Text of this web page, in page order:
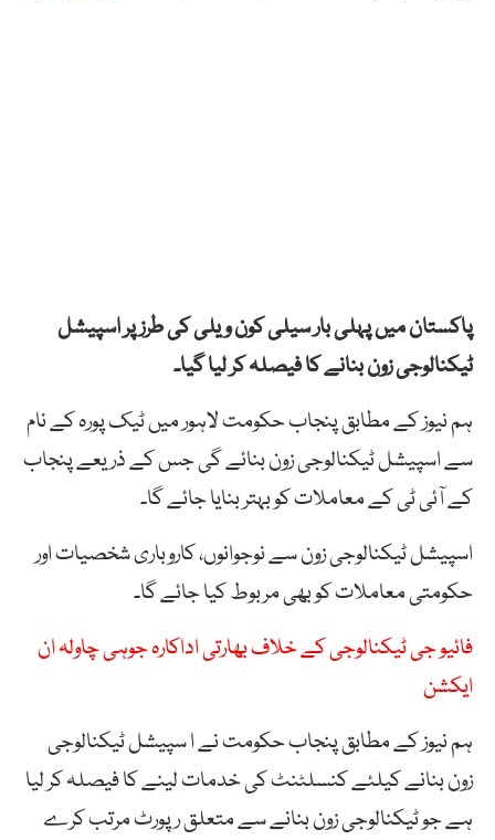
پاکستان میں پہلی بار سیلی کون ویلی کی طرز پر اسپیشل
ٹیکنالوجی زون بنانے کا فیصلہ کر لیا گیا۔
ہم نیوز کے مطابق پنجاب حکومت لاہور میں ٹیک پورہ کے نام
سے اسپیشل ٹیکنالوجی زون بنائے گی جس کے ذریعے پنجاب
کے آئی ٹی کے معاملات کو بہتر بنایا جائے گا۔
اسپیشل ٹیکنالوجی زون سے نوجوانوں، کاروباری شخصیات اور
حکومتی معاملات کو بھی مربوط کیا جائے گا۔
فائیو جی ٹیکنالوجی کے خلاف بھارتی اداکارہ جوہی چاولہ ان
ایکشن
ہم نیوز کے مطابق پنجاب حکومت نے ا سپیشل ٹیکنالوجی
زون بنانے کیلئے کنسلٹنٹ کی خدمات لینے کا فیصلہ کر لیا
ہے جو ٹیکنالوجی زون بنانے سے متعلق رپورٹ مرتب کرے